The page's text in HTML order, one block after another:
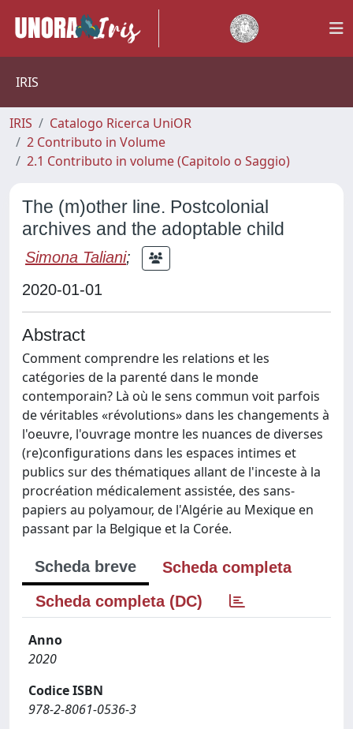
IRIS
IRIS
Catalogo Ricerca UniOR
2 Contributo in Volume
2.1 Contributo in volume (Capitolo o Saggio)
The (m)other line. Postcolonial
archives and the adoptable child
Simona Taliani;
2020-01-01
Abstract
Comment comprendre les relations et les
catégories de la parenté dans le monde
contemporain? Là où le sens commun voit parfois
de véritables «révolutions» dans les changements à
l'oeuvre, l'ouvrage montre les nuances de diverses
(re)configurations dans les espaces intimes et
publics sur des thématiques allant de l'inceste à la
procréation médicalement assistée, des sans-
papiers au polyamour, de l'Algérie au Mexique en
passant par la Belgique et la Corée.
Scheda breve
Scheda completa
Scheda completa (DC)
Anno
2020
Codice ISBN
978-2-8061-0536-3